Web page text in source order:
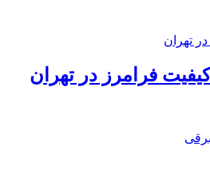
فرامرز در تهران